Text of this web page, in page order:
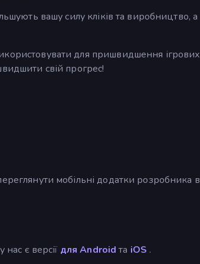
вашу силу кліків та виробництво, а
для пришвидшення ігрових
свій прогрес!
мобільні додатки розробника в
є версії для Android та iOS .